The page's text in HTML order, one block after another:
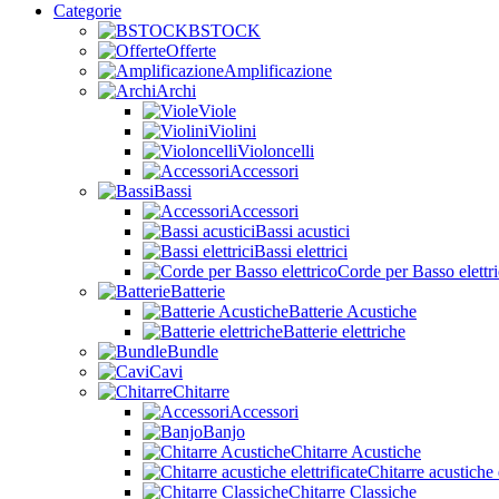
Categorie
BSTOCK
Offerte
Amplificazione
Archi
Viole
Violini
Violoncelli
Accessori
Bassi
Accessori
Bassi acustici
Bassi elettrici
Corde per Basso
Batterie
Batterie Acustiche
Batterie elettriche
Bundle
Cavi
Chitarre
Accessori
Banjo
Chitarre Acustiche
Chitarre acustiche
Chitarre Classiche